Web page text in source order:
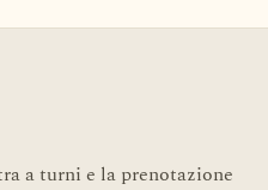
a turni e la prenotazione